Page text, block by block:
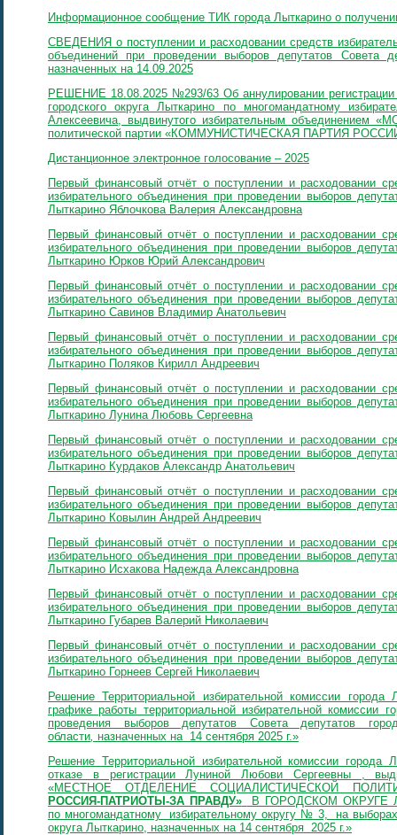
Информационное сообщение ТИК города Лыткарино о
СВЕДЕНИЯ о поступлении и расходовании средств
объединений при проведении выборов депутатов Совета
назначенных на 14.09.2025
РЕШЕНИЕ 18.08.2025 №293/63 Об аннулировании регистрации
городского округа Лыткарино по многомандатному
Алексеевича, выдвинутого избирательным
политической партии «КОММУНИСТИЧЕСКАЯ ПАРТИЯ
Дистанционное электронное голосование – 2025
Первый финансовый отчёт о поступлении и расходовании
избирательного объединения при проведении выборов
Лыткарино Яблочкова Валерия Александровна
Первый финансовый отчёт о поступлении и расходовании
избирательного объединения при проведении выборов
Лыткарино Юрков Юрий Александрович
Первый финансовый отчёт о поступлении и расходовании
избирательного объединения при проведении выборов
Лыткарино Савинов Владимир Анатольевич
Первый финансовый отчёт о поступлении и расходовании
избирательного объединения при проведении выборов
Лыткарино Поляков Кирилл Андреевич
Первый финансовый отчёт о поступлении и расходовании
избирательного объединения при проведении выборов
Лыткарино Лунина Любовь Сергеевна
Первый финансовый отчёт о поступлении и расходовании
избирательного объединения при проведении выборов
Лыткарино Курдаков Александр Анатольевич
Первый финансовый отчёт о поступлении и расходовании
избирательного объединения при проведении выборов
Лыткарино Ковылин Андрей Андреевич
Первый финансовый отчёт о поступлении и расходовании
избирательного объединения при проведении выборов
Лыткарино Исхакова Надежда Александровна
Первый финансовый отчёт о поступлении и расходовании
избирательного объединения при проведении выборов
Лыткарино Губарев Валерий Николаевич
Первый финансовый отчёт о поступлении и расходовании
избирательного объединения при проведении выборов
Лыткарино Горнеев Сергей Николаевич
Решение Территориальной избирательной комиссии
графике работы территориальной избирательной комиссии
проведения выборов депутатов Совета депутатов
области, назначенных на 14 сентября 2025 г.»
Решение Территориальной избирательной комиссии
отказе в регистрации Луниной Любови Сергеевны ,
«МЕСТНОЕ ОТДЕЛЕНИЕ СОЦИАЛИСТИЧЕСКОЙ
РОССИЯ-ПАТРИОТЫ-ЗА ПРАВДУ»
В ГОРОДСКОМ ОКРУГЕ
по многомандатному избирательному округу № 3, на выборах
округа Лыткарино, назначенных на 14 сентября 2025 г.»